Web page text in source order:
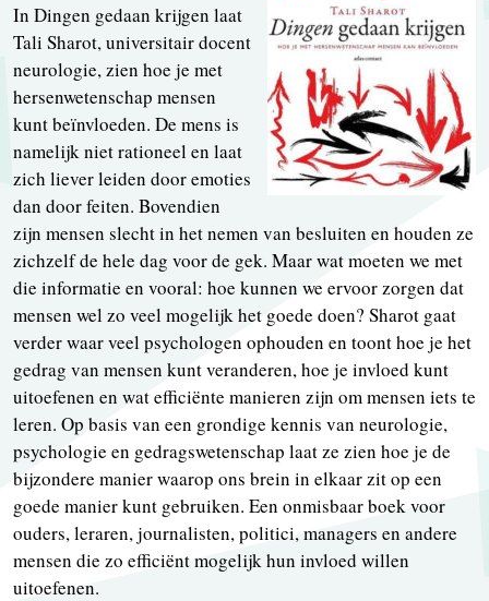
In Dingen gedaan krijgen laat
Tali Sharot, universitair docent
neurologie, zien hoe je met
hersenwetenschap mensen
kunt beïnvloeden. De mens is
namelijk niet rationeel en laat
zich liever leiden door emoties
dan door feiten. Bovendien
zijn mensen slecht in het nemen van besluiten en houden ze
zichzelf de hele dag voor de gek. Maar wat moeten we met
die informatie en vooral: hoe kunnen we ervoor zorgen dat
mensen wel zo veel mogelijk het goede doen? Sharot gaat
verder waar veel psychologen ophouden en toont hoe je het
gedrag van mensen kunt veranderen, hoe je invloed kunt
uitoefenen en wat efficiënte manieren zijn om mensen iets te
leren. Op basis van een grondige kennis van neurologie,
psychologie en gedragswetenschap laat ze zien hoe je de
bijzondere manier waarop ons brein in elkaar zit op een
goede manier kunt gebruiken. Een onmisbaar boek voor
ouders, leraren, journalisten, politici, managers en andere
mensen die zo efficiënt mogelijk hun invloed willen
uitoefenen.